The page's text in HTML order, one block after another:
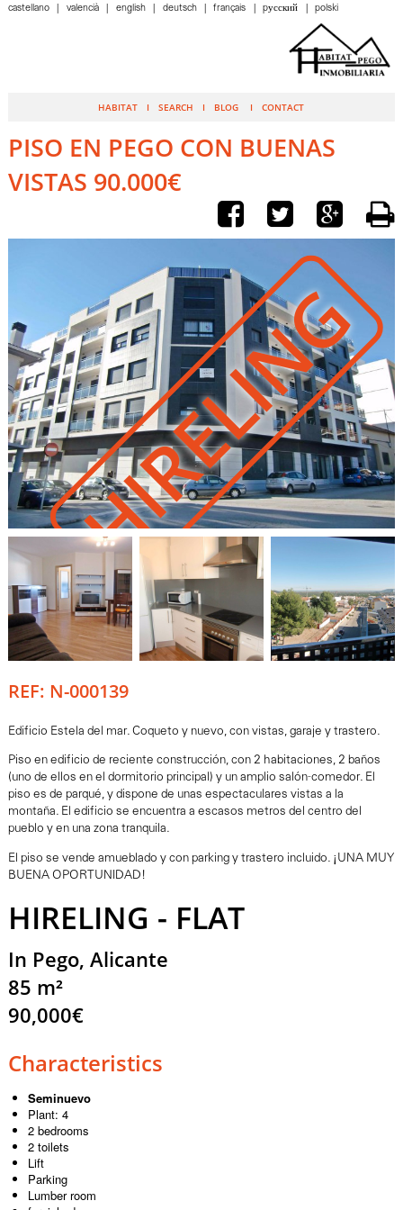
HABITAT SEARCH BLOG CONTACT
castellano valencià english deutsch français pусский polski
PISO EN PEGO CON BUENAS
VISTAS 90.000€
HIRELING
REF: N-000139
Edificio Estela del mar. Coqueto y nuevo, con vistas, garaje y trastero.
Piso en edificio de reciente construcción, con 2 habitaciones, 2 baños
(uno de ellos en el dormitorio principal) y un amplio salón-comedor. El
piso es de parqué, y dispone de unas espectaculares vistas a la
montaña. El edificio se encuentra a escasos metros del centro del
pueblo y en una zona tranquila.
El piso se vende amueblado y con parking y trastero incluido. ¡UNA MUY
BUENA OPORTUNIDAD!
HIRELING - FLAT
In Pego, Alicante
85 m²
90,000€
Characteristics
Seminuevo
Plant: 4
2 bedrooms
2 toilets
Lift
Parking
Lumber room